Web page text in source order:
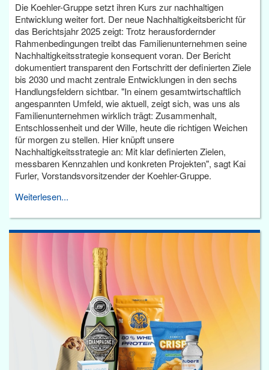
Die Koehler-Gruppe setzt ihren Kurs zur nachhaltigen
Entwicklung weiter fort. Der neue Nachhaltigkeitsbericht für
das Berichtsjahr 2025 zeigt: Trotz herausfordernder
Rahmenbedingungen treibt das Familienunternehmen seine
Nachhaltigkeitsstrategie konsequent voran. Der Bericht
dokumentiert transparent den Fortschritt der definierten Ziele
bis 2030 und macht zentrale Entwicklungen in den sechs
Handlungsfeldern sichtbar. "In einem gesamtwirtschaftlich
angespannten Umfeld, wie aktuell, zeigt sich, was uns als
Familienunternehmen wirklich trägt: Zusammenhalt,
Entschlossenheit und der Wille, heute die richtigen Weichen
für morgen zu stellen. Hier knüpft unsere
Nachhaltigkeitsstrategie an: Mit klar definierten Zielen,
messbaren Kennzahlen und konkreten Projekten", sagt Kai
Furler, Vorstandsvorsitzender der Koehler-Gruppe.
Weiterlesen...